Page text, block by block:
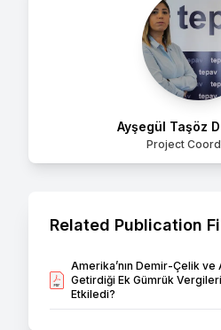
Ayşegül Taşöz
Project
Related Publication
Amerika’nın Demir-Çelik ve
Getirdiği Ek Gümrük
Etkiledi?